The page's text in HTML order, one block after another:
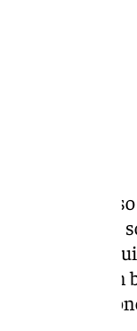
del
Supremo
José
parte de
junto a su